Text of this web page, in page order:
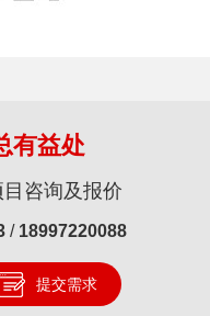
有益处
咨询及报价
/ 18997220088
提交需求